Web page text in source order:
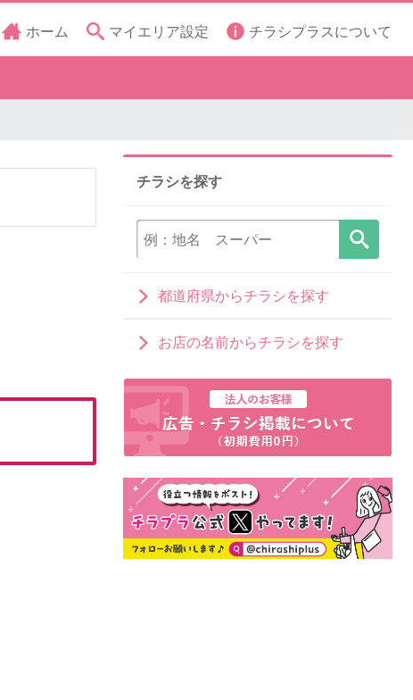
ホーム マイエリア設定 チラシプラスについて
チラシを探す
都道府県からチラシを探す
お店の名前からチラシを探す